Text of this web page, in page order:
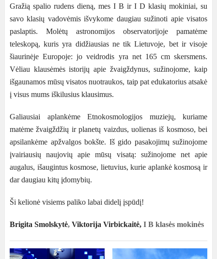
Gražią spalio rudens dieną, mes I B ir I D klasių mokiniai, su
savo klasių vadovėmis išvykome daugiau sužinoti apie visatos
paslaptis. Molėtų astronomijos observatorijoje pamatėme
teleskopą, kuris yra didžiausias ne tik Lietuvoje, bet ir visoje
šiaurinėje Europoje: jo veidrodis yra net 165 cm skersmens.
Vėliau klausėmės istorijų apie žvaigždynus, sužinojome, kaip
išgaunamos mūsų visatos nuotraukos, taip pat edukatorius atsakė
į visus mums iškilusius klausimus.
Galiausiai aplankėme Etnokosmologijos muziejų, kuriame
matėme žvaigždžių ir planetų vaizdus, uolienas iš kosmoso, bei
apsilankėme apžvalgos bokšte. Iš gido pasakojimų sužinojome
įvairiausių naujovių apie mūsų visatą: sužinojome net apie
augalus, išaugintus kosmose, lietuvius, kurie aplankė kosmosą ir
dar daugiau kitų įdomybių.
Ši kelionė visiems paliko labai didelį įspūdį!
Brigita Smolskytė, Viktorija Virbickaitė, I B klasės mokinės